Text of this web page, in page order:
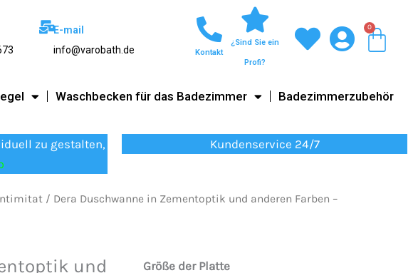
E-mail
info@varobath.de
Kontakt
¿Sind Sie ein
Profi?
0
Waschbecken für das Badezimmer Badezimmerzubehör
zu gestalten,
Kundenservice 24/7
/ Dera Duschwanne in Zementoptik und anderen Farben –
und
Größe der Platte
Dera